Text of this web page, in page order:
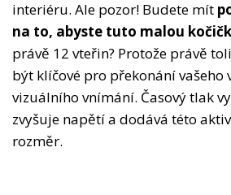
interiéru. Ale pozor! Budete mít
na to, abyste tuto malou
právě 12 vteřin? Protože právě
být klíčové pro překonání vašeho
vizuálního vnímání. Časový tlak
zvyšuje napětí a dodává této
rozměr.